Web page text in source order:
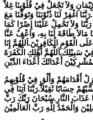
وَلاَ تَجْعَلْ فِيْ قُلُوْبِنَا غِلاًّ
رَبَّنَا اغْفِرْ لَنَا ذُنُوْبَنَا وَتَوَفَّنَا مَعَ
رَبَّنَا وَلاَ تَحْمِلْ عَلَيْنَا إِصْرًا كَمَا
مَالاَ طَاقَةَ لَنَا بِهِ، وَاعْفُ عَنَّا
عَلَى الْقَوْمِ الْكَافِرِيْنَ. اَللَّهُمَّ إِنَا
سَبِيْلِكَ. اَللَّهُمَّ أَهْلِكِ الْكَفَرَةَ
أَقْدَامَهُمْ وَأَلْقِ فِيْ قُلُوْبِهِمُ
حِسَابًا ثَقِيْلاً.رَبَّنَا آتِنَا فِي
عَذَابَ النَّارِ.سُبْحَانَ رَبِّكَ رَبِّ